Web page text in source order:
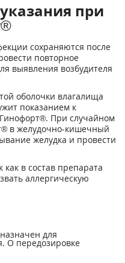
при
сохраняются после
повторное
выявления возбудителя
оболочки влагалища
показанием к
При случайном
в желудочно-кишечный
желудка и провести
в состав препарата
аллергическую
для
О передозировке